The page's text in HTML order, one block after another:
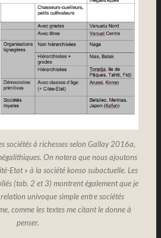
sociétés à richesses selon Gallay 2016a,
On notera que nous ajoutons
Etat » à la société konso subactuelle. Les
(tab. 2 et 3) montrent également que je
univoque simple entre sociétés
comme les textes me citant le donne à
penser.